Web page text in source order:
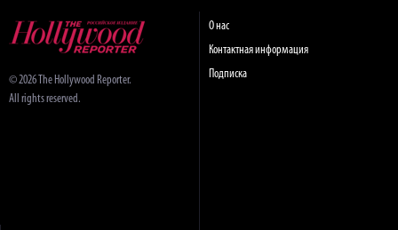
© 2026 The Hollywood Reporter.
All rights reserved.
О нас
Контактная информация
Подписка